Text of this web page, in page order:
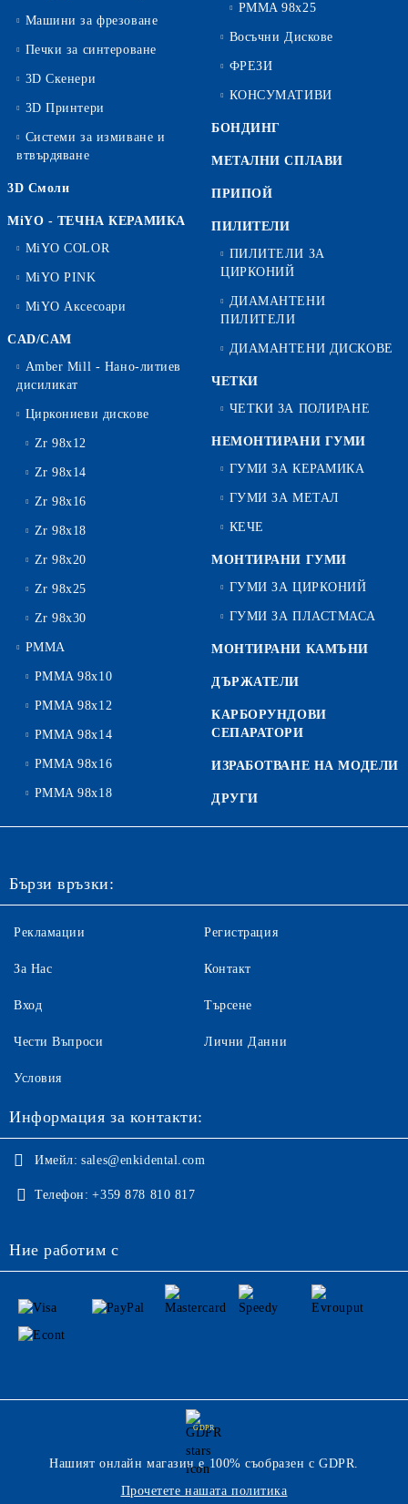
Машини за фрезоване
Печки за синтероване
3D Скенери
3D Принтери
Системи за измиване и
втвърдяване
3D Смоли
MiYO - ТЕЧНА КЕРАМИКА
MiYO COLOR
MiYO PINK
MiYO Аксесоари
CAD/CAM
Amber Mill - Нано-литиев
дисиликат
Циркониеви дискове
Zr 98x12
Zr 98x14
Zr 98x16
Zr 98x18
Zr 98x20
Zr 98x25
Zr 98x30
PMMA
PMMA 98x10
PMMA 98x12
PMMA 98x14
PMMA 98x16
PMMA 98x18
PMMA 98x25
Восъчни Дискове
ФРЕЗИ
КОНСУМАТИВИ
БОНДИНГ
МЕТАЛНИ СПЛАВИ
ПРИПОЙ
ПИЛИТЕЛИ
ПИЛИТЕЛИ ЗА
ЦИРКОНИЙ
ДИАМАНТЕНИ
ПИЛИТЕЛИ
ДИАМАНТЕНИ ДИСКОВЕ
ЧЕТКИ
ЧЕТКИ ЗА ПОЛИРАНЕ
НЕМОНТИРАНИ ГУМИ
ГУМИ ЗА КЕРАМИКА
ГУМИ ЗА МЕТАЛ
КЕЧЕ
МОНТИРАНИ ГУМИ
ГУМИ ЗА ЦИРКОНИЙ
ГУМИ ЗА ПЛАСТМАСА
МОНТИРАНИ КАМЪНИ
ДЪРЖАТЕЛИ
КАРБОРУНДОВИ
СЕПАРАТОРИ
ИЗРАБОТВАНЕ НА МОДЕЛИ
ДРУГИ
Бързи връзки:
Рекламации
За Нас
Вход
Чести Въпроси
Регистрация
Контакт
Търсене
Лични Данни
Условия
Информация за контакти:
Имейл: sales@enkidental.com
Телефон: +359 878 810 817
Ние работим с
GDPR
Нашият онлайн магазин е 100% съобразен с GDPR.
Прочетете нашата политика